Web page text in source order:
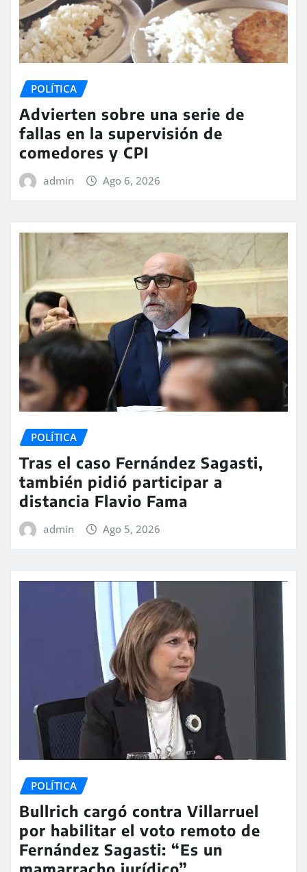
POLÍTICA
Advierten sobre una serie de
fallas en la supervisión de
comedores y CPI
admin Ago 6, 2026
POLÍTICA
Tras el caso Fernández Sagasti,
también pidió participar a
distancia Flavio Fama
admin Ago 5, 2026
POLÍTICA
Bullrich cargó contra Villarruel
por habilitar el voto remoto de
Fernández Sagasti: “Es un